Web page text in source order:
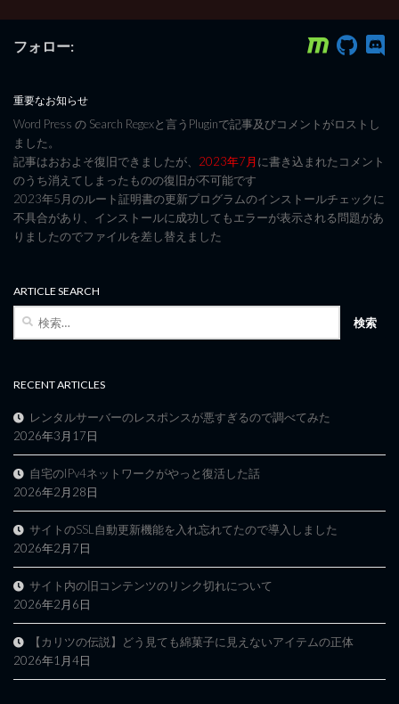
フォロー:
重要なお知らせ
Word Press の Search Regexと言うPluginで記事及びコメントがロストし
ました。
記事はおおよそ復旧できましたが、 2023年7月に書き込まれたコメント
のうち消えてしまったものの復旧が不可能です
2023年5月のルート証明書の更新プログラムのインストールチェックに
不具合があり、インストールに成功してもエラーが表示される問題があ
りましたのでファイルを差し替えました
ARTICLE SEARCH
検
RECENT ARTICLES
レンタルサーバーのレスポンスが悪すぎるので調べてみた
2026年3月17日
自宅のIPv4ネットワークがやっと復活した話
2026年2月28日
サイトのSSL自動更新機能を入れ忘れてたので導入しました
2026年2月7日
サイト内の旧コンテンツのリンク切れについて
2026年2月6日
【カリツの伝説】どう見ても綿菓子に見えないアイテムの正体
2026年1月4日